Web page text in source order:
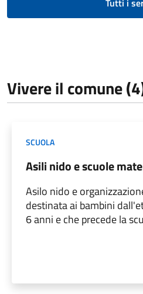
Vivere il comune
SCUOLA
Asili nido e scuole
Asilo nido e
destinata ai bambini
6 anni e che precede la